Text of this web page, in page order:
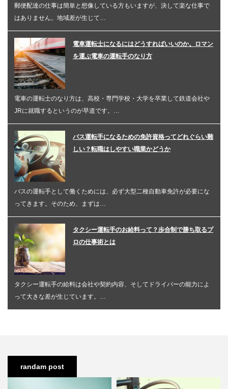
郵便配達の仕事は簡単と想像している方もいますが、決して楽な仕事で
はありません。地域差が生じて…
電車運転士になるにはどうすればいいのか。ロマン
を運ぶ電車の運転手のなり方
電車の運転士のなり方は、高校・専門学校・大学を卒業して鉄道会社や
JRに就職するというのが早道です。…
バス運転手になるための免許資格ってどれぐらい難
しい？転職はしやすい職業かどうか
バスの運転手として働くためには、必ず大型二種自動車免許が必要にな
ってきます。そのため、まずは…
タクシー運転手のお給料って？歩合制で勝ち取るプ
ロの仕事術とは
タクシー運転手の給料は会社や契約内容、そしてドライバーの能力によ
って大きな差が生じています。…
randam post